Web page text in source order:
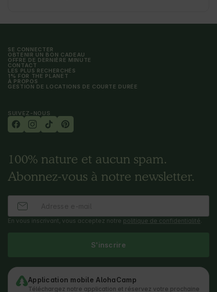
SE CONNECTER
OBTENIR UN BON CADEAU
OFFRE DE DERNIÈRE MINUTE
CONTACT
LES PLUS RECHERCHÉS
1% FOR THE PLANET
À PROPOS
GESTION DE LOCATIONS DE COURTE DURÉE
SUIVEZ-NOUS
100% nature et aucun spam.
Abonnez-vous à notre newsletter.
En vous inscrivant, vous acceptez notre politique de confidentialité.
S'inscrire
Application mobile AlohaCamp
Téléchargez notre application et réservez votre prochaine